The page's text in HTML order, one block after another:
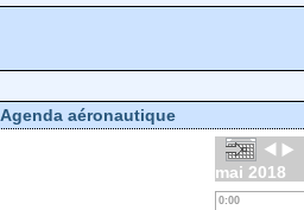
Agenda aéronautique
mai 2018
0:00